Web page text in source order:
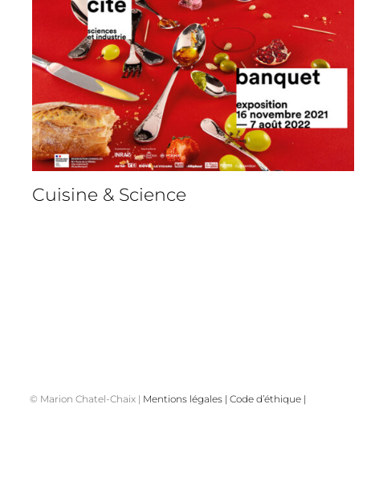
Cuisine & Science
© Marion Chatel-Chaix | Mentions légales| Code d’éthique|